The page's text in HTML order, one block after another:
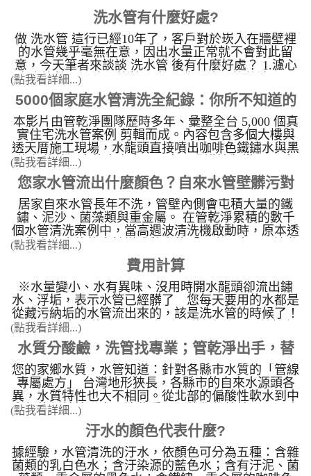
清洗機規格 (型號：JP-02) 110V 電壓 主機重量 5.5
公斤 (含黑色航空箱) 單人即可輕鬆攜帶 操作壓力 最
大使用壓力 1.4 mpa 安全可控，確保輸出壓力 遙控距
離 水平傳輸距離 30 - 150 公尺 高穿透力遙控，操作
無障礙 清洗模式 1. 水槌衝擊 2. 脈衝剝離 3. 螺旋波
清洗 微電腦控制電磁閥 尺寸 W265/B365/H360 (mm)
輕量化設計 適用環境 住宅／工廠／醫院／旅館 / 學
校 / 工廠機台 多家科學園區大廠指定機種 標準配備
日本 HITACHI 空壓機 (11KG)、高壓氣管3條、添加
藥劑桶 開箱即用 外箱 黑色航空箱 不怕髒 過壓保護
是 本機特色 人性化操作介面，操作簡便，初次使
用即可輕易上手 售後服務完備，設備非人為保固三
年。 具多段週波功能：水槌、脈衝波、螺旋波、遙
控功能，另具備完整顯示操作介面。 具備功能：螺
旋波脈衝剝離、水槌沖擊、脈衝剝離清洗、高穿透遙
控、脈衝時間設定。 適用範圍：公寓、透天、園區
大廠、民宿、旅館、露營區、大型醫院、塑膠射出工
廠、食品工廠、學校。 水管清洗示意圖： 水管清
洗水管 非常陌生。其原因是 清洗水管 技術及機台是
由日本引進，台灣以前沒有這種技術。多方面思考，
水塔需要定期清洗，那自來 水管清洗 需不需要定期
清洗呢? 台灣定期洗水塔，日本卻定期清洗水管，
為什麼？日本非常重視生活品質，1970年前就研發出
清洗水管 的相關技術 。台灣引用日本的 清洗水管 技
術，讓我們能處理自來水管的問題。 因水管和水塔
比起來，自來水管管徑小、平面流動、走向彎曲，本
來就比較容易堵塞卡垢，其骯髒的程度可想而知。水
管經過長時間的使用，污泥、藻類、病菌，以及水中
所含各種的各種重金屬， 便附著於水管的管壁上；
加上水管長時間得使用所產生得鏽蝕， 種種的“東
西”,都必須經過水管，熱水管的彎頭部份為了耐熱又
多使用容易氧化生銹的鐵製品，不到五年就開始銹
蝕，不到十年就開始產生銹片和銹塊，造成容易 水
管阻塞 ，導致水流量變小及產生鐵銹水，此外銹蝕
粗糙的管壁更容易藏污納垢，大量屯積細菌藻類、污
泥和各種重金屬物質，隨著時間一點一滴地被我們吸
收入我們身體體內，很容易引起身體的健康及皮膚的
紅腫，這樣的用水品質能安心使用嗎? 自來水管比水
塔還要髒，水塔半年洗一次，水管卻從來不清洗，房
子有幾歲，自來水管就幾年沒洗，本公司積極推廣
自來水水管清洗 的重要性。
洗水管有什麼好處?
做 洗水管 這行已經10年了，客戶對於崁入在牆壁裡
的水管幾乎毫無在意，因出水量正常就不會對此留
意，今天筆者來談談 洗水管 後有什麼好處？ 1.濾心
壽命比較長，濾心比較不容易髒 原本更換後濾心一
個禮拜就會變紅的，洗完後六個月都不會髒，可省下
不少成本。 &nbsp; 2.不須買桶裝水就� ...
(點我看詳細...)
5000個家庭水管清洗全紀錄：你所不知道的
自來水管壁污染
本影片由管乾淨團隊歷時多年、彙整全台 5,000 個真
實住宅洗水管案例 剪輯而成。內容包含多個大樓與
透天厝施工現場，水龍頭直接噴出咖啡色鐵鏽水與黑
綠色菌藻污水的真實畫面（畫面恐謹慎觀賞）。 本
影片核心展示之技術與用水知識： 水管卡垢的成
因： 自來水中的鈣鎂離子、餘氯與老� ...
(點我看詳細...)
您家水管流出什麼顏色？自來水管壁髒污對
水質與水壓的關鍵影響
居家自來水管長年不洗，管壁內側會屯積大量的鐵
鏽、泥沙、菌藻類與重金屬。 在管乾淨累積的數千
個水管清洗案例中，當高週波清洗機啟動時，原本透
明的自來水往往會轉變成驚人的「五彩污水」。這些
洗出來的污水顏色，直接對應了管線內部的特定化學
與生物污染物： 水管污水顏色與污染物� ...
(點我看詳細...)
費用計算
※水量變小、水有異味、沒用時開水龍頭卻流出鏽
水、浮垢，表示水管已經髒了 您每天要用的水都是
從藏污納垢的水管流出來的，該是洗水管的時候了！
下單後會與您約時間，工作時間約2小時，屋齡較久
的房子清洗時間加長(不加價)，歡迎來留言洽詢！
(點我看詳細...)
水質分酸鹼，洗管找專業；管乾淨出手，替
您的水管洗乾淨
您的家鄉水質，水管知道：針對各縣市水質的「管線
專屬處方」 台灣地形狹長，各縣市的自來水源頭各
異，水質特性也大不相同。從北部的偏酸性軟水到中
南部的偏鹼性硬水，這些看不見的化學特性，正24小
時不間斷地影響著您家中的水管與用水設備。 北部
地區：酸性水質與鐵鏽的博弈 如雙北、基� ...
(點我看詳細...)
汙水的顏色代表什麼?
據經驗，水管清洗的汙水，依顏色可分為五種：含雜
菌類的乳白色水；含汙染源的藍色水；含有汙泥、菌